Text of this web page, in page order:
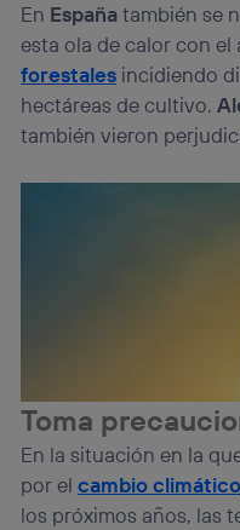
En Españatambién se
esta ola de calor con el
forestales incidiendo
hectáreas de cultivo.
también vieron
Toma
En la situación en la
por elcambio climático
los próximos años, las